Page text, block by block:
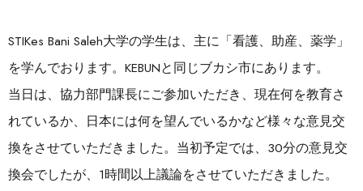
STIKes Bani Saleh大学の学生は、主に「看護、助産、薬学」
を学んでおります。KEBUNと同じブカシ市にあります。
当日は、協力部門課長にご参加いただき、現在何を教育さ
れているか、日本には何を望んでいるかなど様々な意見交
換をさせていただきました。当初予定では、30分の意見交
換会でしたが、1時間以上議論をさせていただきました。